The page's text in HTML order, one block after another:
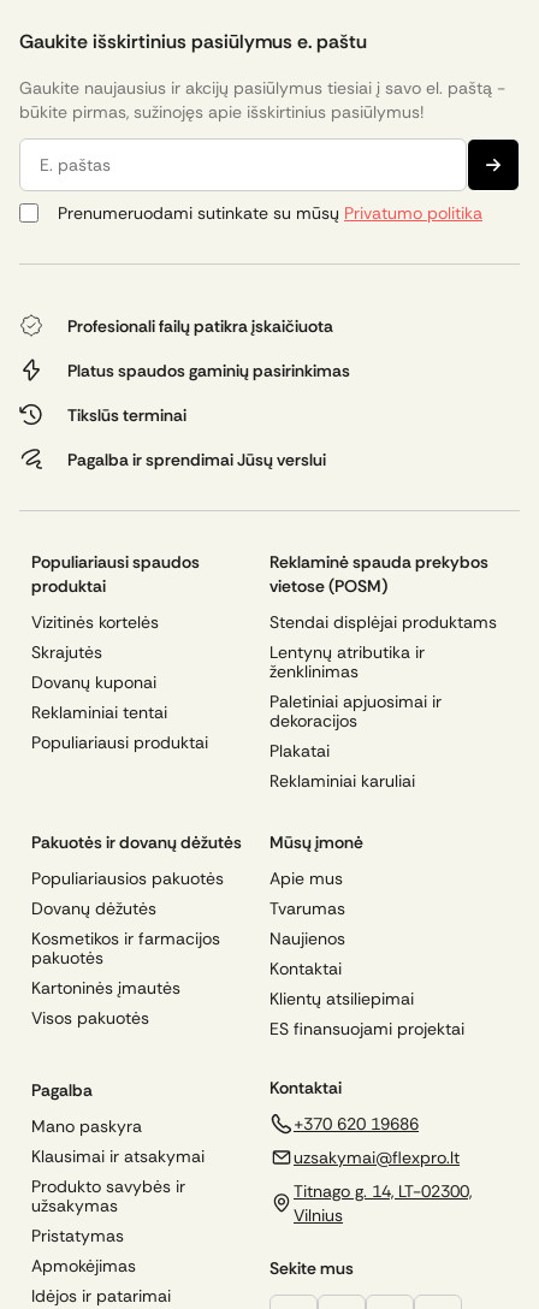
Gaukite išskirtinius pasiūlymus e. paštu
Gaukite naujausius ir akcijų pasiūlymus tiesiai į savo el. paštą -
būkite pirmas, sužinojęs apie išskirtinius pasiūlymus!
E. paštas
Prenumeruodami sutinkate su mūsų Privatumo politika
Profesionali failų patikra įskaičiuota
Platus spaudos gaminių pasirinkimas
Tikslūs terminai
Pagalba ir sprendimai Jūsų verslui
Populiariausi spaudos
produktai
Vizitinės kortelės
Skrajutės
Dovanų kuponai
Reklaminiai tentai
Populiariausi produktai
Reklaminė spauda prekybos
vietose (POSM)
Stendai displėjai produktams
Lentynų atributika ir
ženklinimas
Paletiniai apjuosimai ir
dekoracijos
Plakatai
Reklaminiai karuliai
Pakuotės ir dovanų dėžutės
Populiariausios pakuotės
Dovanų dėžutės
Kosmetikos ir farmacijos
pakuotės
Kartoninės įmautės
Visos pakuotės
Mūsų įmonė
Apie mus
Tvarumas
Naujienos
Kontaktai
Klientų atsiliepimai
ES finansuojami projektai
Pagalba
Mano paskyra
Klausimai ir atsakymai
Produkto savybės ir
užsakymas
Pristatymas
Apmokėjimas
Idėjos ir patarimai
Kontaktai
+370 620 19686
uzsakymai@flexpro.lt
Titnago g. 14, LT-02300,
Vilnius
Sekite mus